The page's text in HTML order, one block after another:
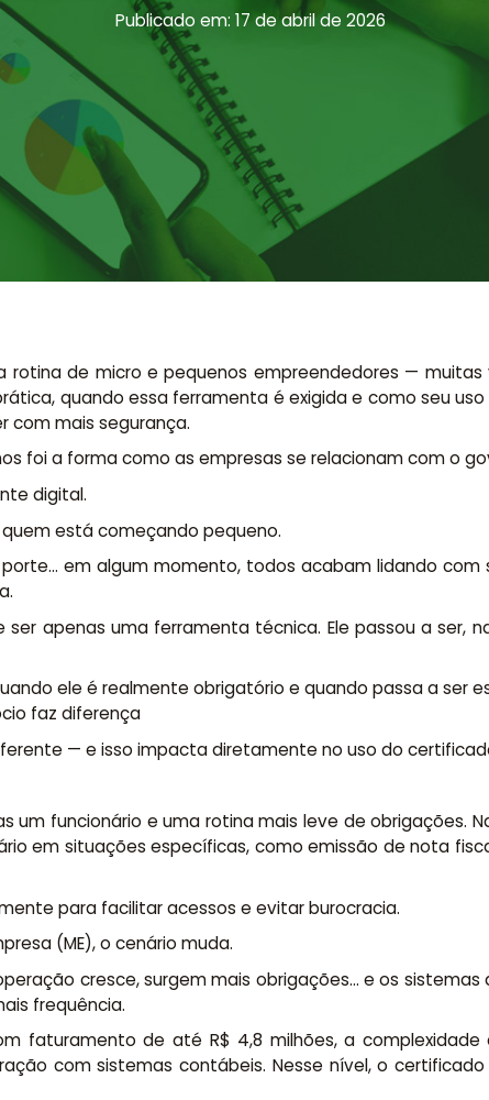
Publicado em: 17 de abril de 2026
de micro e pequenos empreendedores —
quando essa ferramenta é exigida e como seu
com mais segurança.
foi a forma como as empresas se relacionam com o
digital.
está começando pequeno.
em algum momento, todos acabam lidando com
apenas uma ferramenta técnica. Ele passou a ser,
ele é realmente obrigatório e quando passa a ser
faz diferença
— e isso impacta diretamente no uso do
um funcionário e uma rotina mais leve de obrigações.
em situações específicas, como emissão de nota
para facilitar acessos e evitar burocracia.
(ME), o cenário muda.
cresce, surgem mais obrigações… e os
frequência.
faturamento de até R$ 4,8 milhões, a complexidade
com sistemas contábeis. Nesse nível, o